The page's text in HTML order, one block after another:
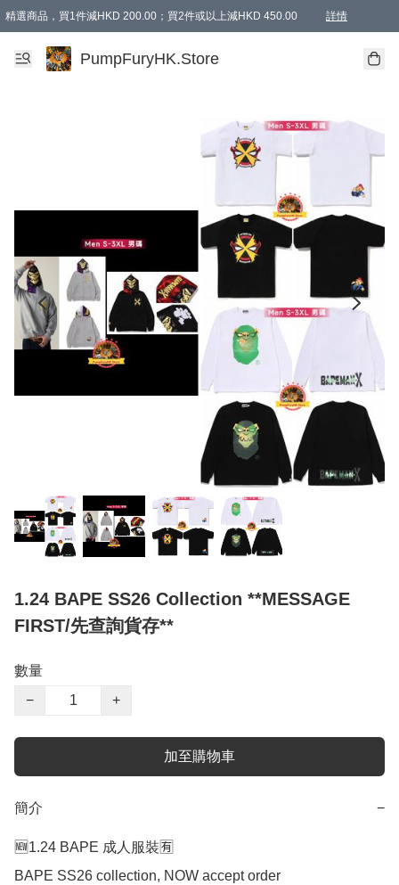
精選商品，買1件減HKD 200.00；買2件或以上減HKD 450.00 詳情
AAPE商品,會員專享9折或以上（按會員等級）AAPE products, members can
精選商品，任選買2件或以上減HKD 100.00
購物滿 HKD 800.00即享免運費優惠！（適用於 特定的送貨方式 )
PumpFuryHK.Store
1.24 BAPE SS26 Collection **MESSAGE
FIRST/先查詢貨存**
數量
−
+
加至購物車
簡介 −
🆕1.24 BAPE 成人服裝🈶
BAPE SS26 collection, NOW accept order